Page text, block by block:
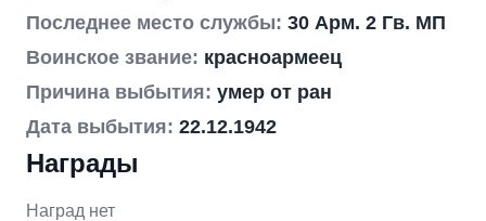
Последнее место службы: 30 Арм. 2 Гв. МП
Воинское звание: красноармеец
Причина выбытия: умер от ран
Дата выбытия: 22.12.1942
Награды
Наград нет